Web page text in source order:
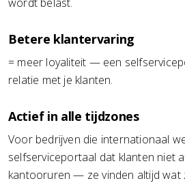
Betere klantervaring
= meer loyaliteit — een
relatie met je klanten.
Actief in alle tijdzones
Voor bedrijven die internationaal
selfserviceportaal dat klanten niet
kantooruren — ze vinden altijd wat